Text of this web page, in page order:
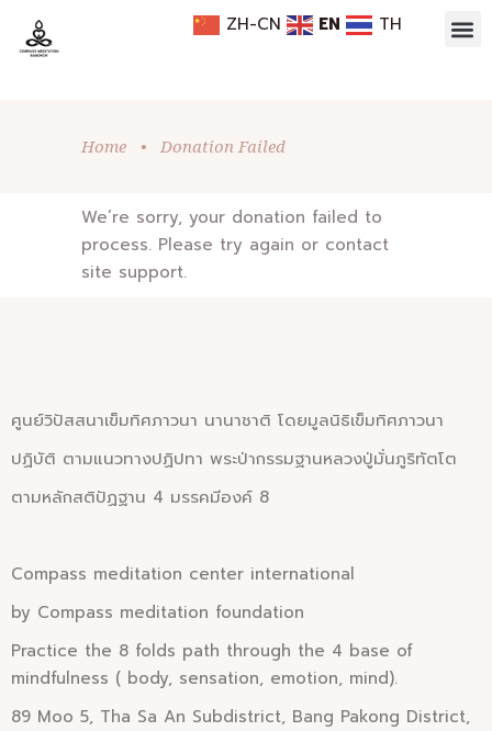
ZH-CN EN TH
Home • Donation Failed
We’re sorry, your donation failed to
process. Please try again or contact
site support.
ศูนย์วิปัสสนาเข็มทิศภาวนา นานาชาติ โดยมูลนิธิเข็มทิศภาวนา
ปฏิบัติ ตามแนวทางปฏิปทา พระป่ากรรมฐานหลวงปู่มั่นภูริทัตโต
ตามหลักสติปัฏฐาน 4 มรรคมีองค์ 8
Compass meditation center international
by Compass meditation foundation
Practice the 8 folds path through the 4 base of
mindfulness ( body, sensation, emotion, mind).
89 Moo 5, Tha Sa An Subdistrict, Bang Pakong District,